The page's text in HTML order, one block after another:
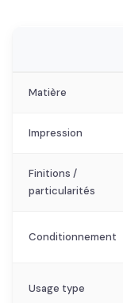
Matière
Impression
Finitions /
particularités
Conditionnement
Usage type